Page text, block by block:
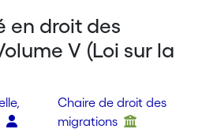
en droit des
V (Loi sur la
Chaire de droit des
migrations